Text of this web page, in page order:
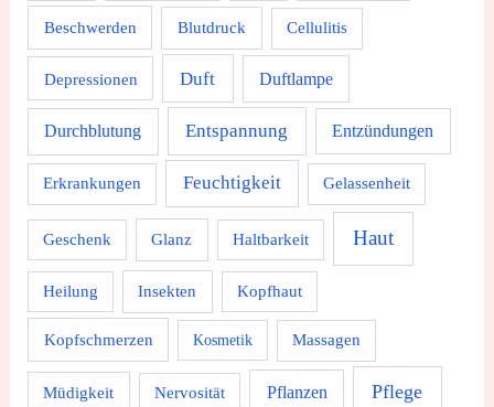
Beschwerden Blutdruck Cellulitis
Depressionen Duft Duftlampe
Durchblutung Entspannung Entzündungen
Erkrankungen Feuchtigkeit Gelassenheit
Geschenk Glanz Haltbarkeit Haut
Heilung Insekten Kopfhaut
Kopfschmerzen Kosmetik Massagen
Müdigkeit Nervosität Pflanzen Pflege